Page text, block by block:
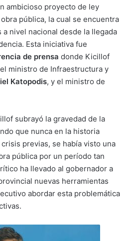
ambicioso proyecto de ley
pública, la cual se encuentra
nivel nacional desde la llegada
Esta iniciativa fue
de prensa donde Kicillof
ministro de Infraestructura y
Katopodis, y el ministro de
subrayó la gravedad de la
que nunca en la historia
previas, se había visto una
pública por un período tan
ha llevado al gobernador a
nuevas herramientas
abordar esta problemática